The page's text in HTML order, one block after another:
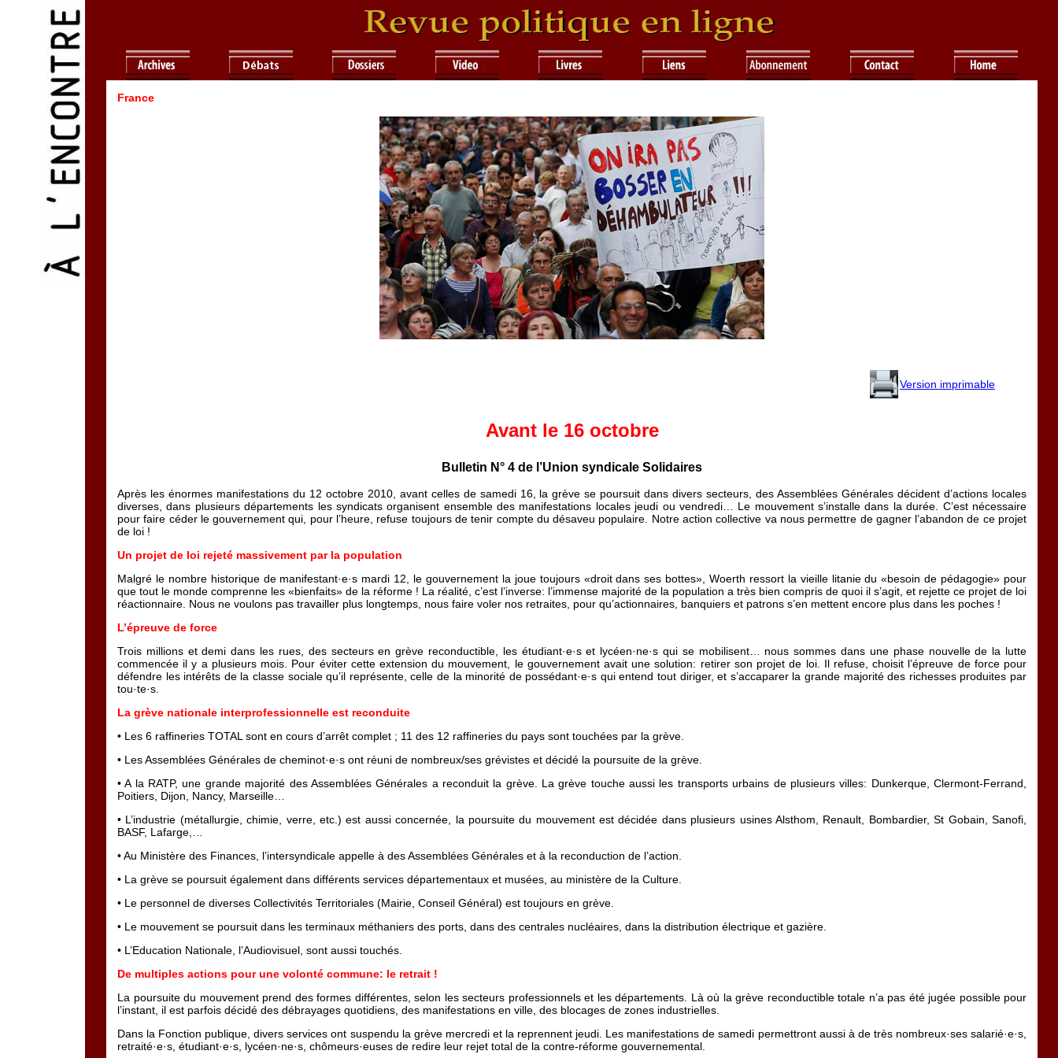
France
Version imprimable
Avant le 16 octobre
Bulletin N° 4 de l’Union syndicale Solidaires
Après les énormes manifestations du 12 octobre 2010, avant celles de samedi 16, la grève se poursuit dans divers secteurs, des Assemblées Générales décident d’actions locales
diverses, dans plusieurs départements les syndicats organisent ensemble des manifestations locales jeudi ou vendredi… Le mouvement s’installe dans la durée. C’est nécessaire
pour faire céder le gouvernement qui, pour l’heure, refuse toujours de tenir compte du désaveu populaire. Notre action collective va nous permettre de gagner l’abandon de ce projet
de loi !
Un projet de loi rejeté massivement par la population
Malgré le nombre historique de manifestant·e·s mardi 12, le gouvernement la joue toujours «droit dans ses bottes», Woerth ressort la vieille litanie du «besoin de pédagogie» pour
que tout le monde comprenne les «bienfaits» de la réforme ! La réalité, c’est l’inverse: l’immense majorité de la population a très bien compris de quoi il s’agit, et rejette ce projet de loi
réactionnaire. Nous ne voulons pas travailler plus longtemps, nous faire voler nos retraites, pour qu’actionnaires, banquiers et patrons s’en mettent encore plus dans les poches !
L’épreuve de force
Trois millions et demi dans les rues, des secteurs en grève reconductible, les étudiant·e·s et lycéen·ne·s qui se mobilisent… nous sommes dans une phase nouvelle de la lutte
commencée il y a plusieurs mois. Pour éviter cette extension du mouvement, le gouvernement avait une solution: retirer son projet de loi. Il refuse, choisit l’épreuve de force pour
défendre les intérêts de la classe sociale qu’il représente, celle de la minorité de possédant·e·s qui entend tout diriger, et s’accaparer la grande majorité des richesses produites par
tou·te·s.
La grève nationale interprofessionnelle est reconduite
• Les 6 raffineries TOTAL sont en cours d’arrêt complet ; 11 des 12 raffineries du pays sont touchées par la grève.
• Les Assemblées Générales de cheminot·e·s ont réuni de nombreux/ses grévistes et décidé la poursuite de la grève.
• A la RATP, une grande majorité des Assemblées Générales a reconduit la grève. La grève touche aussi les transports urbains de plusieurs villes: Dunkerque, Clermont-Ferrand,
Poitiers, Dijon, Nancy, Marseille…
• L’industrie (métallurgie, chimie, verre, etc.) est aussi concernée, la poursuite du mouvement est décidée dans plusieurs usines Alsthom, Renault, Bombardier, St Gobain, Sanofi,
BASF, Lafarge,…
• Au Ministère des Finances, l’intersyndicale appelle à des Assemblées Générales et à la reconduction de l’action.
• La grève se poursuit également dans différents services départementaux et musées, au ministère de la Culture.
• Le personnel de diverses Collectivités Territoriales (Mairie, Conseil Général) est toujours en grève.
• Le mouvement se poursuit dans les terminaux méthaniers des ports, dans des centrales nucléaires, dans la distribution électrique et gazière.
• L’Education Nationale, l’Audiovisuel, sont aussi touchés.
De multiples actions pour une volonté commune: le retrait !
La poursuite du mouvement prend des formes différentes, selon les secteurs professionnels et les départements. Là où la grève reconductible totale n’a pas été jugée possible pour
l’instant, il est parfois décidé des débrayages quotidiens, des manifestations en ville, des blocages de zones industrielles.
Dans la Fonction publique, divers services ont suspendu la grève mercredi et la reprennent jeudi. Les manifestations de samedi permettront aussi à de très nombreux·ses salarié·e·s,
retraité·e·s, étudiant·e·s, lycéen·ne·s, chômeurs·euses de redire leur rejet total de la contre-réforme gouvernemental.